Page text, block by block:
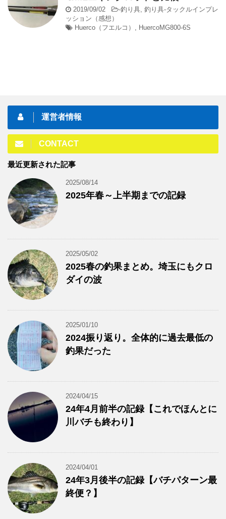
2019/09/02 -釣り具, 釣り具-タックルインプレ
ッション（感想）
Huerco（フエルコ） , HuercoMG800-6S
運営者情報
CONTACT
最近更新された記事
2025/08/14
2025年春～上半期までの記録
2025/05/02
2025春の釣果まとめ。埼玉にもクロ
ダイの波
2025/01/10
2024振り返り。全体的に過去最低の
釣果だった
2024/04/15
24年4月前半の記録【これでほんとに
川バチも終わり】
2024/04/01
24年3月後半の記録【バチパターン最
終便？】